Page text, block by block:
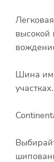
высокой
Шина